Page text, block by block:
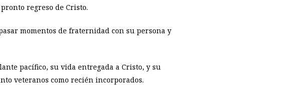
regreso de Cristo.
momentos de fraternidad con su persona y
pacífico, su vida entregada a Cristo, y su
veteranos como recién incorporados.